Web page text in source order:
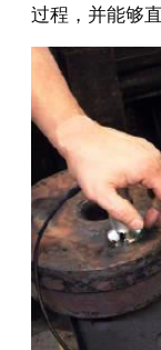
过程，并能够